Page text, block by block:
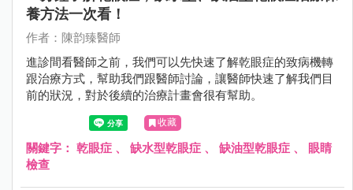
養方法一次看！
作者：陳韵臻醫師
進診間看醫師之前，我們可以先快速了解乾眼症的致病機轉
跟治療方式，幫助我們跟醫師討論，讓醫師快速了解我們目
前的狀況，對於後續的治療計畫會很有幫助。
收藏
關鍵字： 乾眼症 、 缺水型乾眼症 、 缺油型乾眼症 、
眼睛
檢查